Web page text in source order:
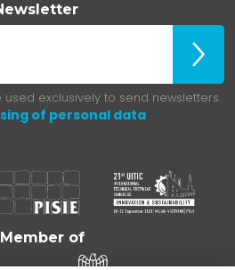
Iscriviti
exclusively to send newsletters.
of personal data
Member of